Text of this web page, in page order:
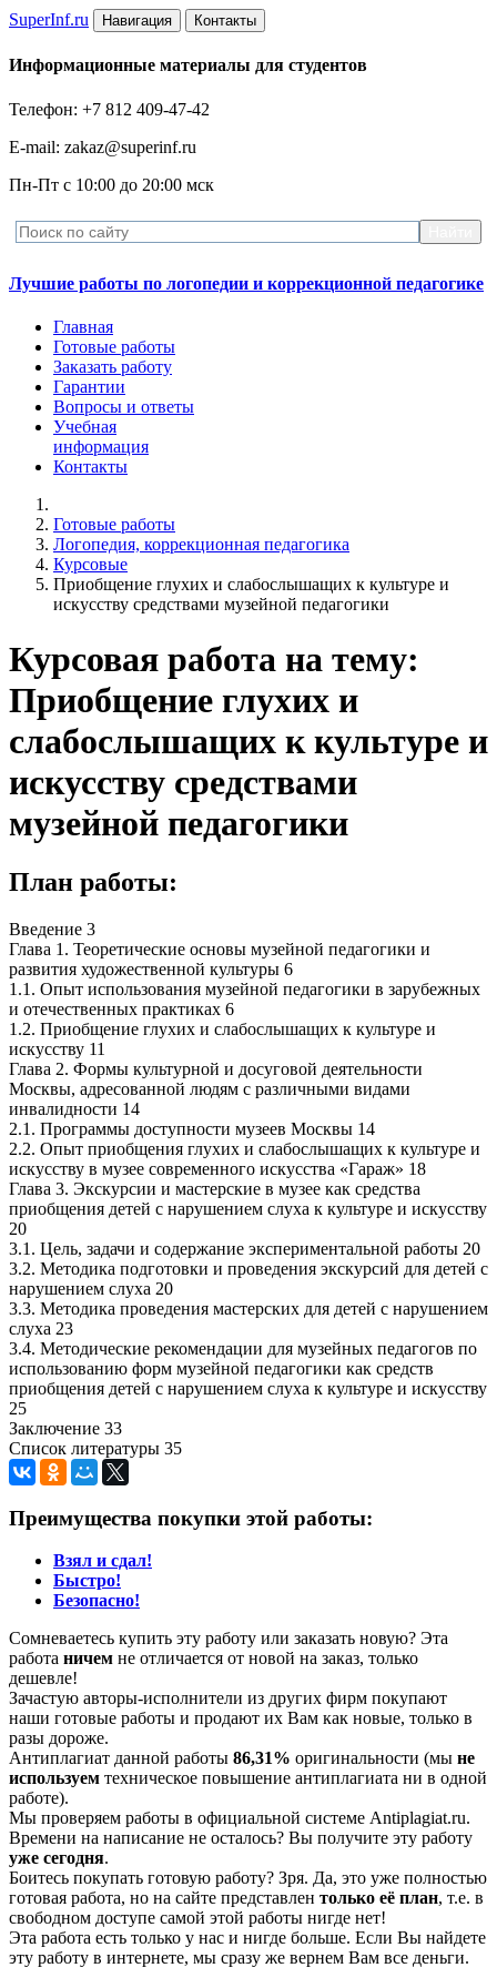
SuperInf.ru Навигация Контакты
Информационные материалы для студентов
Телефон: +7 812 409-47-42
E-mail: zakaz@superinf.ru
Пн-Пт с 10:00 до 20:00 мск
Лучшие работы по логопедии и коррекционной педагогике
Главная
Готовые работы
Заказать работу
Гарантии
Вопросы и ответы
Учебная
информация
Контакты
Готовые работы
Логопедия, коррекционная педагогика
Курсовые
Приобщение глухих и слабослышащих к культуре и
искусству средствами музейной педагогики
Курсовая работа на тему:
Приобщение глухих и
слабослышащих к культуре и
искусству средствами
музейной педагогики
План работы:
Введение 3
Глава 1. Теоретические основы музейной педагогики и
развития художественной культуры 6
1.1. Опыт использования музейной педагогики в зарубежных
и отечественных практиках 6
1.2. Приобщение глухих и слабослышащих к культуре и
искусству 11
Глава 2. Формы культурной и досуговой деятельности
Москвы, адресованной людям с различными видами
инвалидности 14
2.1. Программы доступности музеев Москвы 14
2.2. Опыт приобщения глухих и слабослышащих к культуре и
искусству в музее современного искусства «Гараж» 18
Глава 3. Экскурсии и мастерские в музее как средства
приобщения детей с нарушением слуха к культуре и искусству
20
3.1. Цель, задачи и содержание экспериментальной работы 20
3.2. Методика подготовки и проведения экскурсий для детей с
нарушением слуха 20
3.3. Методика проведения мастерских для детей с нарушением
слуха 23
3.4. Методические рекомендации для музейных педагогов по
использованию форм музейной педагогики как средств
приобщения детей с нарушением слуха к культуре и искусству
25
Заключение 33
Список литературы 35
Преимущества покупки этой работы:
Взял и сдал!
Быстро!
Безопасно!
Сомневаетесь купить эту работу или заказать новую? Эта
работа ничем не отличается от новой на заказ, только
дешевле!
Зачастую авторы-исполнители из других фирм покупают
наши готовые работы и продают их Вам как новые, только в
разы дороже.
Антиплагиат данной работы 86,31% оригинальности (мы не
используем техническое повышение антиплагиата ни в одной
работе).
Мы проверяем работы в официальной системе Аntiplagiat.ru.
Времени на написание не осталось? Вы получите эту работу
уже сегодня.
Боитесь покупать готовую работу? Зря. Да, это уже полностью
готовая работа, но на сайте представлен только её план, т.е. в
свободном доступе самой этой работы нигде нет!
Эта работа есть только у нас и нигде больше. Если Вы найдете
эту работу в интернете, мы сразу же вернем Вам все деньги.